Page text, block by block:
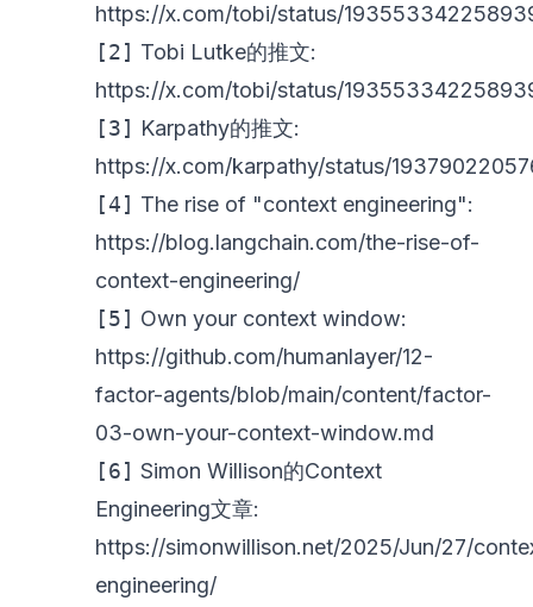
https://x.com/tobi/status/
[2] Tobi Lutke的推文:
https://x.com/tobi/status/
[3] Karpathy的推文:
https://x.com/karpathy/status/
[4] The rise of "context engineering":
https://blog.langchain.com/the-rise-of-
context-engineering/
[5] Own your context window:
https://github.com/humanlayer/12-
factor-agents/blob/main/content/factor-
03-own-your-context-window.md
[6] Simon Willison的Context
Engineering文章:
https://simonwillison.net/2025/Jun/27/
engineering/